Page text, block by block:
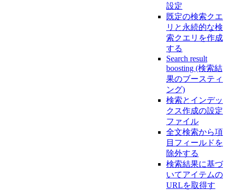
設定
既定の検索クエ
リと永続的な検
索クエリを作成
する
Search result
boosting (検索結
果のブースティ
ング)
検索とインデッ
クス作成の設定
ファイル
全文検索から項
目フィールドを
除外する
検索結果に基づ
いてアイテムの
URLを取得す